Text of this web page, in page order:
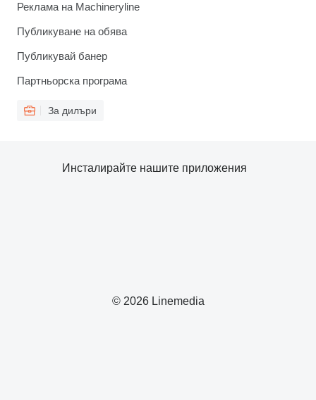
Реклама на Machineryline
Публикуване на обява
Публикувай банер
Партньорска програма
За дилъри
© 2026 Linemedia
Инсталирайте нашите приложения